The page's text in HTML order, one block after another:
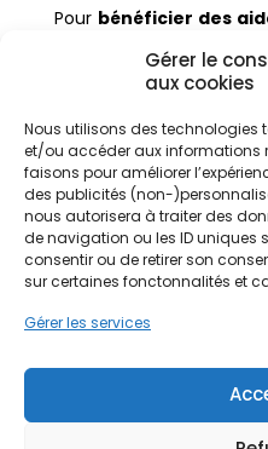
Gérer le
aux cookies
Nous utilisons des technologies
et/ou accéder aux informations
faisons pour améliorer
des publicités (non-
nous autorisera à traiter des
de navigation ou les ID uniques
consentir ou de retirer son
sur certaines fonctonnalités et
Gérer les services
Pour bénéficier des
bonnes questions est
Quels sont les
mon logement ?
Quelles sont les
Un
proposer des aides
énergétique
l’avenir